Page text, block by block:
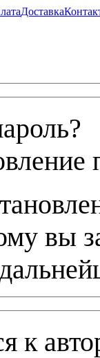
Доставка
вы
к